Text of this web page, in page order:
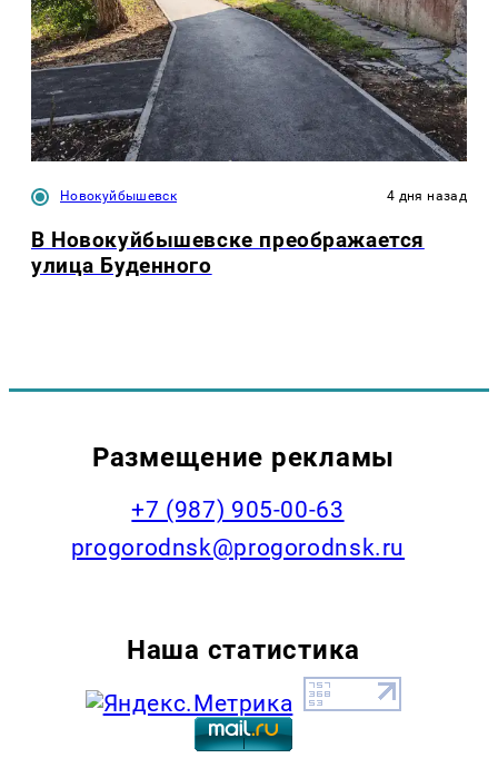
Новокуйбышевск 4 дня назад
В Новокуйбышевске преображается
улица Буденного
Размещение рекламы
+7 (987) 905-00-63
progorodnsk@progorodnsk.ru
Наша статистика